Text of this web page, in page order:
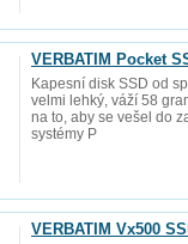
VERBATIM Pocket
Kapesní disk SSD od
velmi lehký, váží 58
na to, aby se vešel do
systémy P
VERBATIM Vx500